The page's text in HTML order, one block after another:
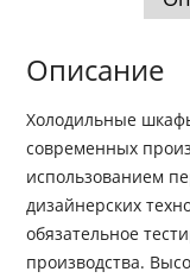
Описание
Холодильные
современных
использованием
дизайнерских
обязательное
производства.